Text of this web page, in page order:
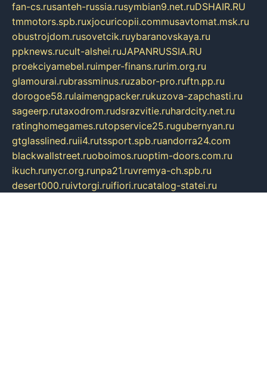
fan-cs.rusanteh-russia.rusymbian9.net.ruDSHAIR.RU
tmmotors.spb.ruxjocuricopii.commusavtomat.msk.ru
obustrojdom.rusovetcik.ruybaranovskaya.ru
ppknews.rucult-alshei.ruJAPANRUSSIA.RU
proekciyamebel.ruimper-finans.rurim.org.ru
glamourai.rubrassminus.ruzabor-pro.ruftn.pp.ru
dorogoe58.rulaimengpacker.rukuzova-zapchasti.ru
sageerp.rutaxodrom.rudsrazvitie.ruhardcity.net.ru
ratinghomegames.rutopservice25.rugubernyan.ru
gtglasslined.ruii4.rutssport.spb.ruandorra24.com
blackwallstreet.ruoboimos.ruoptim-doors.com.ru
ikuch.runycr.org.runpa21.ruvremya-ch.spb.ru
desert000.ruivtorgi.ruifiori.rucatalog-statei.ru